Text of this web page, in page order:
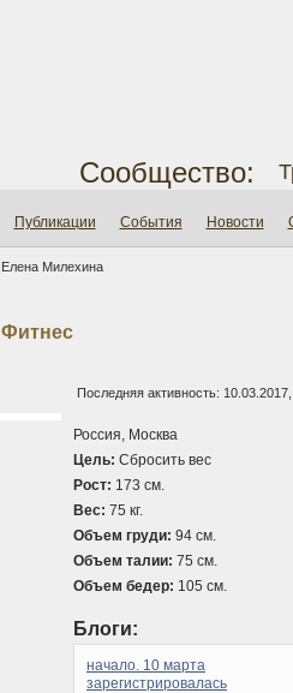
Сообщество:
Публикации События Новости
Елена Милехина
Фитнес
Последняя активность:
Россия, Москва
Цель: Сбросить вес
Рост: 173 см.
Вес: 75 кг.
Объем груди: 94 см.
Объем талии: 75 см.
Объем бедер: 105 см.
Блоги:
начало. 10 марта
зарегистрировалась